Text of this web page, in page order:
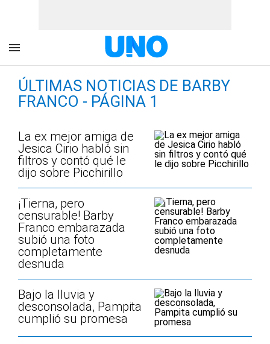
ÚLTIMAS NOTICIAS DE BARBY
FRANCO - PÁGINA 1
La ex mejor amiga de
Jesica Cirio habló sin
filtros y contó qué le
dijo sobre Picchirillo
¡Tierna, pero
censurable! Barby
Franco embarazada
subió una foto
completamente
desnuda
Bajo la lluvia y
desconsolada, Pampita
cumplió su promesa